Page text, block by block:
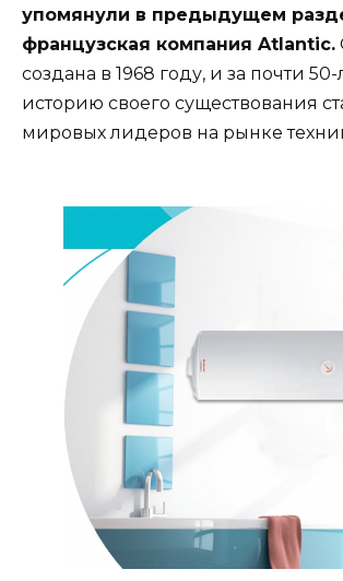
упомянули в предыдущем
французская компания Atlantic.
создана в 1968 году, и за почти
историю своего существования
мировых лидеров на рынке